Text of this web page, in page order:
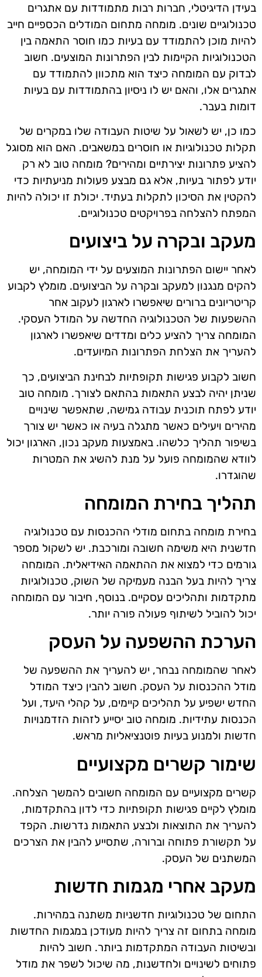
בעידן הדיגיטלי, חברות רבות מתמודדות עם אתגרים
טכנולוגיים שונים. מומחה מתחום המודלים הכספיים חייב
להיות מוכן להתמודד עם בעיות כמו חוסר התאמה בין
הטכנולוגיות הקיימות לבין הפתרונות המוצעים. חשוב
לבדוק עם המומחה כיצד הוא מתכוון להתמודד עם
אתגרים אלו, והאם יש לו ניסיון בהתמודדות עם בעיות
דומות בעבר.
כמו כן, יש לשאול על שיטות העבודה שלו במקרים של
תקלות טכנולוגיות או חוסרים במשאבים. האם הוא מסוגל
להציע פתרונות יצירתיים ומהירים? מומחה טוב לא רק
יודע לפתור בעיות, אלא גם מבצע פעולות מניעתיות כדי
להקטין את הסיכון לתקלות בעתיד. יכולת זו יכולה להיות
המפתח להצלחה בפרויקטים טכנולוגיים.
מעקב ובקרה על ביצועים
לאחר יישום הפתרונות המוצעים על ידי המומחה, יש
להקים מנגנון למעקב ובקרה על הביצועים. מומלץ לקבוע
קריטריונים ברורים שיאפשרו לארגון לעקוב אחר
ההשפעות של הטכנולוגיה החדשה על המודל העסקי.
המומחה צריך להציע כלים ומדדים שיאפשרו לארגון
להעריך את הצלחת הפתרונות המיועדים.
חשוב לקבוע פגישות תקופתיות לבחינת הביצועים, כך
שניתן יהיה לבצע התאמות בהתאם לצורך. מומחה טוב
יודע לפתח תוכנית עבודה גמישה, שתאפשר שינויים
מהירים ויעילים כאשר מתגלה בעיה או כאשר יש צורך
בשיפור תהליך כלשהו. באמצעות מעקב נכון, הארגון יכול
לוודא שהמומחה פועל על מנת להשיג את המטרות
שהוגדרו.
תהליך בחירת המומחה
בחירת מומחה בתחום מודלי ההכנסות עם טכנולוגיה
חדשנית היא משימה חשובה ומורכבת. יש לשקול מספר
גורמים כדי למצוא את ההתאמה האידיאלית. המומחה
צריך להיות בעל הבנה מעמיקה של השוק, טכנולוגיות
מתקדמות ותהליכים עסקיים. בנוסף, חיבור עם המומחה
יכול להוביל לשיתוף פעולה פורה יותר.
הערכת ההשפעה על העסק
לאחר שהמומחה נבחר, יש להעריך את ההשפעה של
מודל ההכנסות על העסק. חשוב להבין כיצד המודל
החדש ישפיע על תהליכים קיימים, על קהלי היעד, ועל
הכנסות עתידיות. מומחה טוב יסייע לזהות הזדמנויות
חדשות ולמנוע בעיות פוטנציאליות מראש.
שימור קשרים מקצועיים
קשרים מקצועיים עם המומחה חשובים להמשך הצלחה.
מומלץ לקיים פגישות תקופתיות כדי לדון בהתקדמות,
להעריך את התוצאות ולבצע התאמות נדרשות. הקפד
על תקשורת פתוחה וברורה, שתסייע להבין את הצרכים
המשתנים של העסק.
מעקב אחרי מגמות חדשות
התחום של טכנולוגיות חדשניות משתנה במהירות.
מומחה בתחום זה צריך להיות מעודכן במגמות החדשות
ובשיטות העבודה המתקדמות ביותר. חשוב להיות
פתוחים לשינויים ולחדשנות, מה שיכול לשפר את מודל